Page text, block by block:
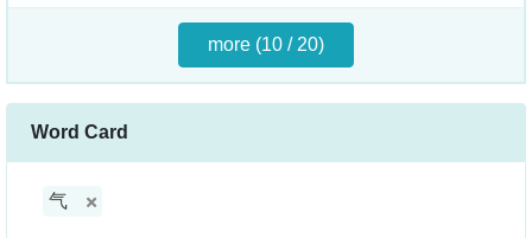
more (10 / 20)
Word Card
气